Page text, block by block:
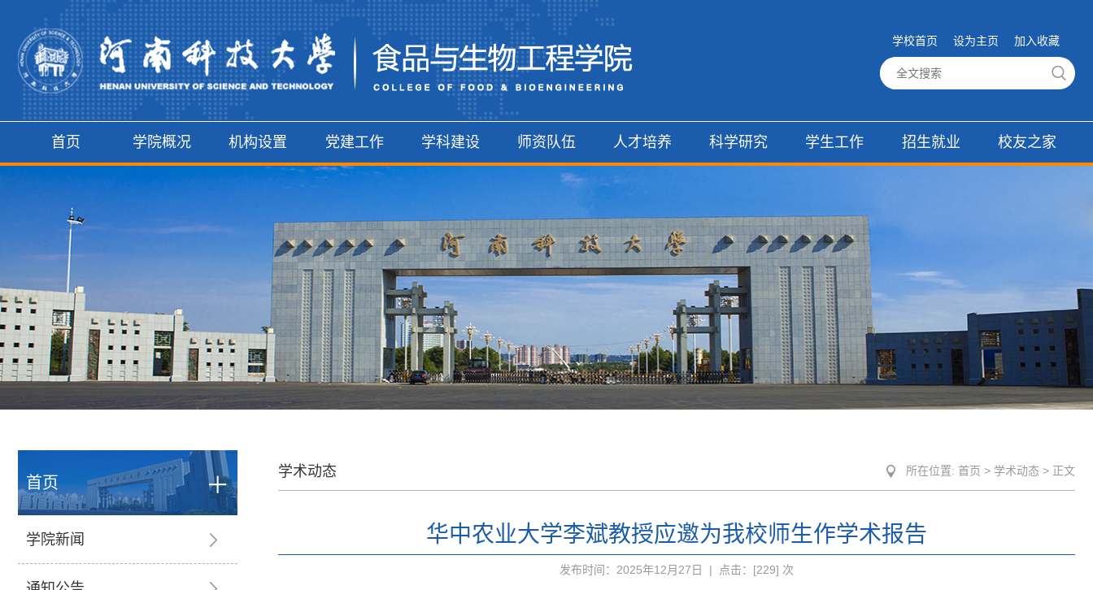
学校首页 设为主页 加入收藏
首页 学院概况 机构设置 党建工作 学科建设 师资队伍 人才培养 科学研究 学生工作 招生就业 校友之家
首页
学院新闻
学术动态 所在位置: 首页 > 学术动态 > 正文
华中农业大学李斌教授应邀为我校师生作学术报告
发布时间：2025年12月27日 | 点击：[229] 次